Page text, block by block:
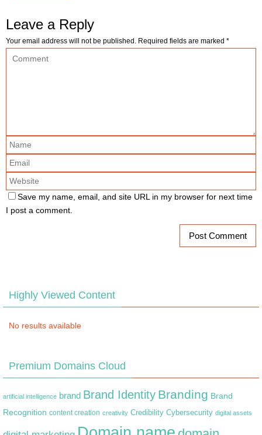
Leave a Reply
Your email address will not be published. Required fields are marked *
Save my name, email, and site URL in my browser for next time
I post a comment.
Highly Viewed Content
No results available
Premium Domains Cloud
artificial intelligence brand Brand Identity Branding Brand
Recognition content creation creativity Credibility Cybersecurity digital assets